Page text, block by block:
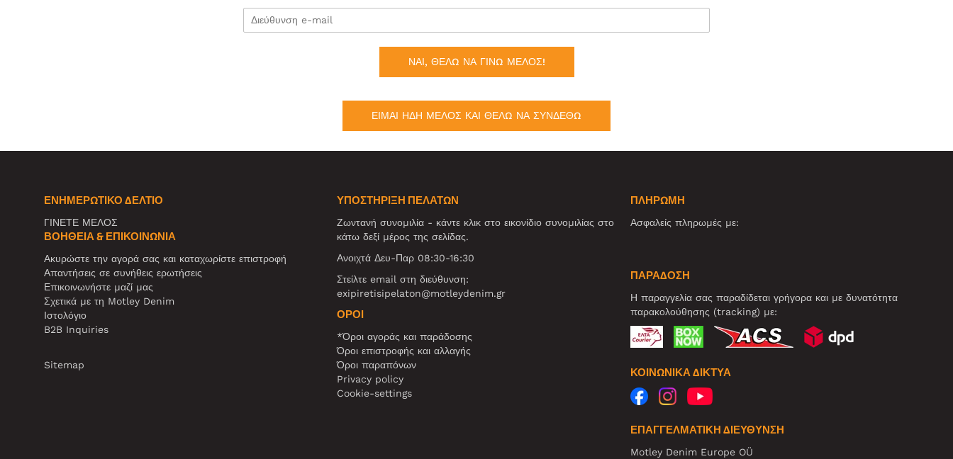
ΝΑΙ, ΘΕΛΩ ΝΑ ΓΙΝΩ ΜΕΛΟΣ!
ΕΙΜΑΙ ΗΔΗ ΜΕΛΟΣ ΚΑΙ ΘΕΛΩ ΝΑ ΣΥΝΔΕΘΩ
ΕΝΗΜΕΡΩΤΙΚΌ ΔΕΛΤΊΟ
ΓΙΝΕΤΕ ΜΕΛΟΣ
ΒΟΉΘΕΙΑ & ΕΠΙΚΟΙΝΩΝΊΑ
Ακυρώστε την αγορά σας και καταχωρίστε επιστροφή
Απαντήσεις σε συνήθεις ερωτήσεις
Επικοινωνήστε μαζί μας
Σχετικά με τη Motley Denim
Ιστολόγιο
B2B Inquiries
Sitemap
ΥΠΟΣΤΗΡΙΞΗ ΠΕΛΑΤΩΝ
Ζωντανή συνομιλία - κάντε κλικ στο εικονίδιο συνομιλίας στο
κάτω δεξί μέρος της σελίδας.
Ανοιχτά Δευ-Παρ 08:30-16:30
Στείλτε email στη διεύθυνση:
exipiretisipelaton@motleydenim.gr
ΌΡΟΙ
*Όροι αγοράς και παράδοσης
Όροι επιστροφής και αλλαγής
Όροι παραπόνων
Privacy policy
Cookie-settings
ΠΛΗΡΩΜΗ
Ασφαλείς πληρωμές με:
ΠΑΡΑΔΟΣΗ
Η παραγγελία σας παραδίδεται γρήγορα και με δυνατότητα
παρακολούθησης (tracking) με:
ΚΟΙΝΩΝΙΚΆ ΔΊΚΤΥΑ
ΕΠΑΓΓΕΛΜΑΤΙΚΗ ΔΙΕΥΘΥΝΣΗ
Motley Denim Europe OÜ